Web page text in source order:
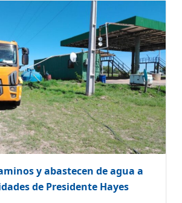
y abastecen de agua a
de Presidente Hayes